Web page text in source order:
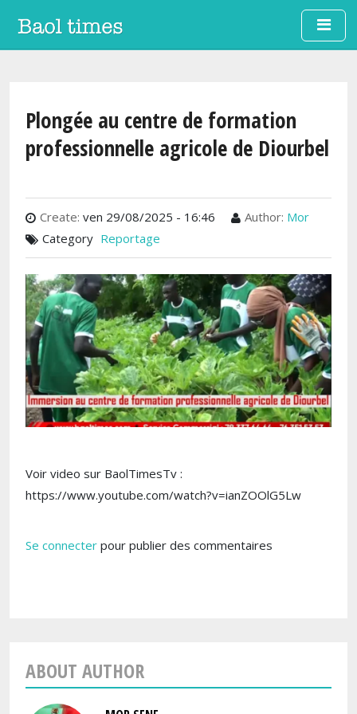
Aller au contenu principal
Plongée au centre de formation
professionnelle agricole de Diourbel
Create: ven 29/08/2025 - 16:46 Author: Mor
Category Reportage
Voir video sur BaolTimesTv :
https://www.youtube.com/watch?v=ianZOOlG5Lw
Se connecter pour publier des commentaires
ABOUT AUTHOR